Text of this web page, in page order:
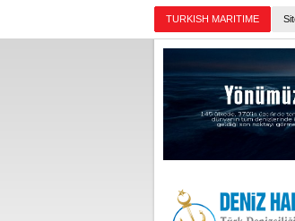
TURKISH MARITIME